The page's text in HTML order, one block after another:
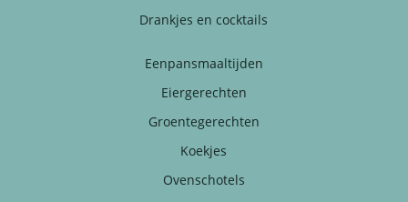
Drankjes en cocktails
Eenpansmaaltijden
Eiergerechten
Groentegerechten
Koekjes
Ovenschotels